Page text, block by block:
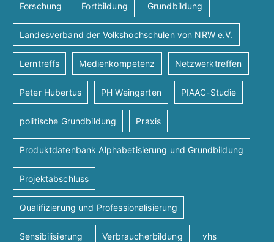
Forschung Fortbildung Grundbildung
Landesverband der Volkshochschulen von NRW e.V.
Lerntreffs Medienkompetenz Netzwerktreffen
Peter Hubertus PH Weingarten PIAAC-Studie
politische Grundbildung Praxis
Produktdatenbank Alphabetisierung und Grundbildung
Projektabschluss
Qualifizierung und Professionalisierung
Sensibilisierung Verbraucherbildung vhs